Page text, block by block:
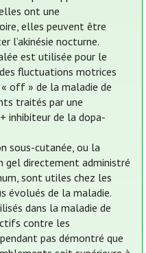
ont une
elles peuvent être
l’akinésie nocturne.
est utilisée pour le
fluctuations motrices
off » de la maladie de
traités par une
inhibiteur de la dopa-
sous-cutanée, ou la
gel directement administré
sont utiles chez les
évolués de la maladie.
dans la maladie de
contre les
pas démontré que